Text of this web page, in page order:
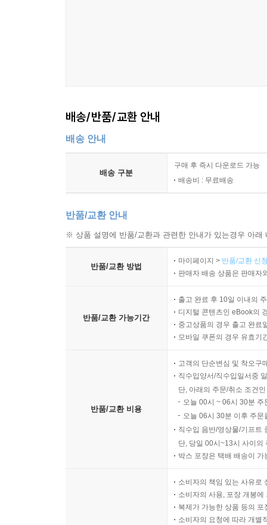
배송/반품/교환 안내
배송 안내
배송 구분
구매 후 즉시 다운로드 가능
배송비 : 무료배송
반품/교환 안내
※ 상품 설명에 반품/교환과 관련한 안내가 있는경우 아
반품/교환 방법
마이페이지 > 반품/교환 신
판매자 배송 상품은 판매자
반품/교환 가능기간
출고 완료 후 10일 이내의
디지털 콘텐츠인 eBook의
중고상품의 경우 출고 완료
모바일 쿠폰의 경우 유효기
반품/교환 비용
고객의 단순변심 및 착오구
직수입양서/직수입일서중
단, 아래의 주문/취소 조건
오늘 00시 ~ 06시 30분
오늘 06시 30분 이후 주
직수입 음반/영상물/기프트
단, 당일 00시~13시 사이의
박스 포장은 택배 배송이
소비자의 책임 있는 사유로
소비자의 사용, 포장 개봉
복제가 가능한 상품 등의
소비자의 요청에 따라 개별